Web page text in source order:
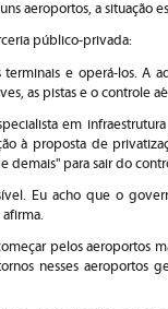
aeroportos, a situação
público-privada:
e operá-los. A
as pistas e o controle
em
à proposta de
demais" para sair do
Eu acho que o
pelos aeroportos
nesses aeroportos